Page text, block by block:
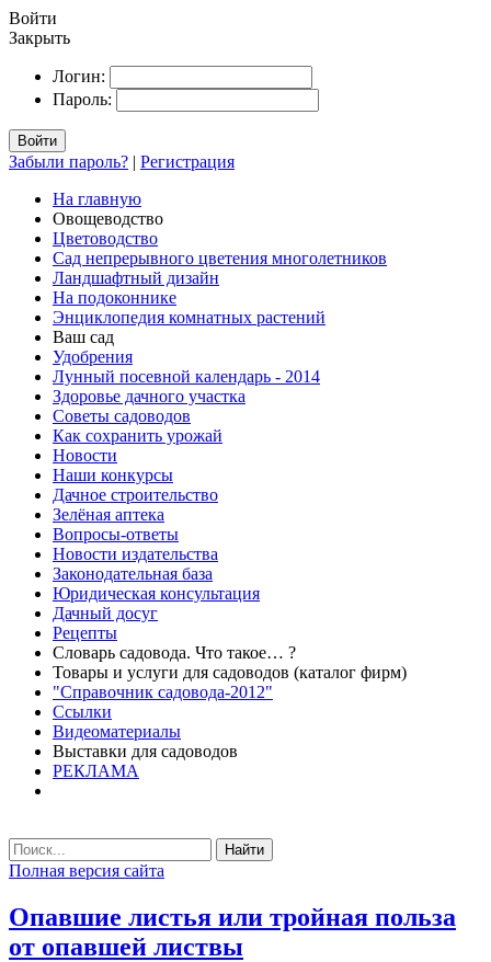
Войти
Закрыть
Логин:
Пароль:
Войти
Забыли пароль? | Регистрация
На главную
Овощеводство
Цветоводство
Сад непрерывного цветения многолетников
Ландшафтный дизайн
На подоконнике
Энциклопедия комнатных растений
Ваш сад
Удобрения
Лунный посевной календарь - 2014
Здоровье дачного участка
Советы садоводов
Как сохранить урожай
Новости
Наши конкурсы
Дачное строительство
Зелёная аптека
Вопросы-ответы
Новости издательства
Законодательная база
Юридическая консультация
Дачный досуг
Рецепты
Словарь садовода. Что такое… ?
Товары и услуги для садоводов (каталог фирм)
"Справочник садовода-2012"
Ссылки
Видеоматериалы
Выставки для садоводов
РЕКЛАМА
Найти
Полная версия сайта
Опавшие листья или тройная польза
от опавшей листвы